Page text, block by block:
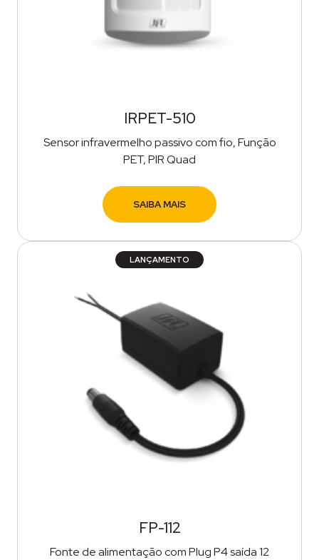
IRPET-510
Sensor infravermelho passivo com fio, Função
PET, PIR Quad
SAIBA MAIS
LANÇAMENTO
FP-112
Fonte de alimentação com Plug P4 saída 12